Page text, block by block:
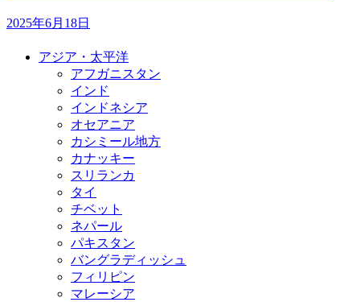
2025年6月18日
アジア・太平洋
アフガニスタン
インド
インドネシア
オセアニア
カシミール地方
カナッキー
スリランカ
タイ
チベット
ネパール
パキスタン
バングラディッシュ
フィリピン
マレーシア